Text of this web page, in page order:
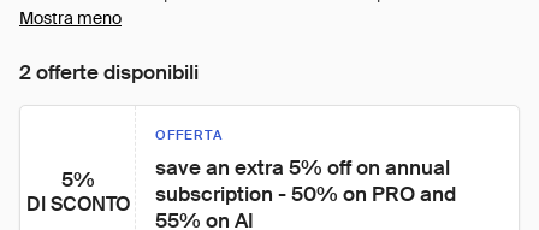
Mostra meno
2 offerte disponibili
5%
DI SCONTO
OFFERTA
save an extra 5% off on annual
subscription - 50% on PRO and
55% on AI